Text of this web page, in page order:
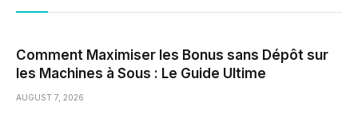
Comment Maximiser les Bonus sans Dépôt sur
les Machines à Sous : Le Guide Ultime
AUGUST 7, 2026